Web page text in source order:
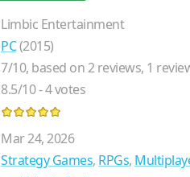
Limbic Entertainment
PC(2015)
7/10, based on2reviews, 1
8.5/10-4votes
Mar 24, 2026
Strategy Games, RPGs,